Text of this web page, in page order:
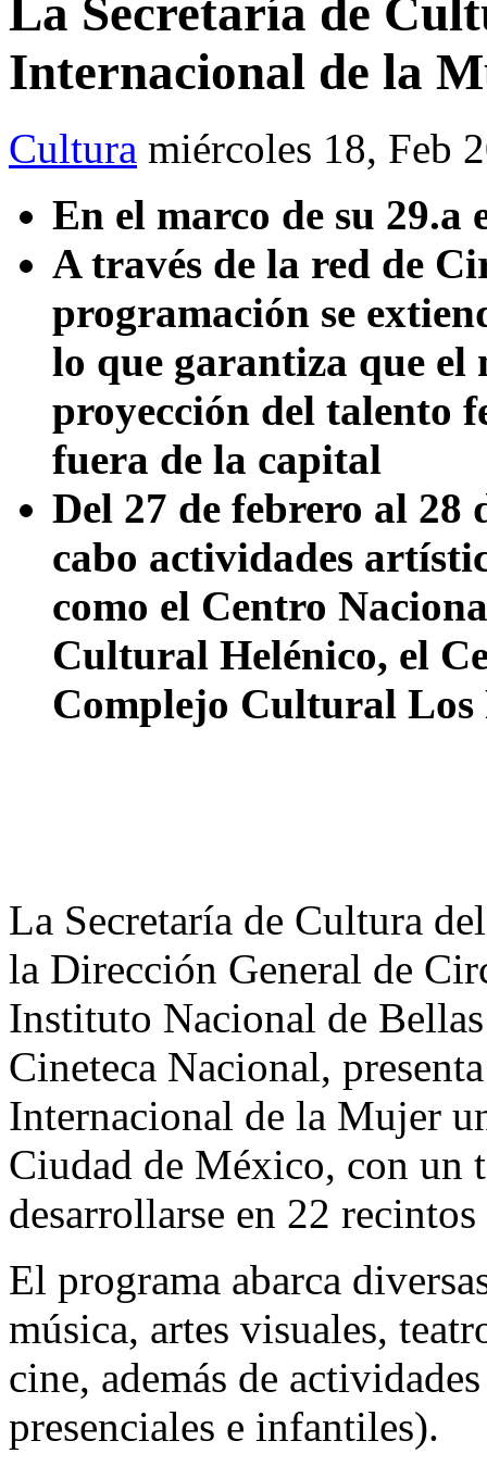
La Secretaría de
Internacional de la
Cultura miércoles 18, Feb
En el marco de su
A través de la red de
programación se
lo que garantiza que el
proyección del talento
fuera de la capital
Del 27 de febrero al 28
cabo actividades
como el Centro
Cultural Helénico, el
Complejo Cultural Los
La Secretaría de Cultura
la Dirección General de
Instituto Nacional de
Cineteca Nacional,
Internacional de la Mujer
Ciudad de México, con un
desarrollarse en 22
El programa abarca
música, artes visuales,
cine, además de
presenciales e infantiles).